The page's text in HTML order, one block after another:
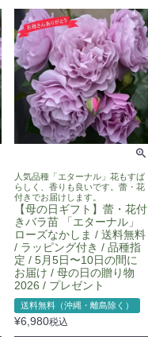
人気品種「エターナル」花もすば
らしく、香りも良いです。蕾・花
付きでお届けします。
【母の日ギフト】蕾・花付
きバラ苗 「エターナル」
ローズなかしま / 送料無料
/ ラッピング付き / 品種指
定 / 5月5日〜10日の間に
お届け / 母の日の贈り物
2026 / プレゼント
送料無料（沖縄・離島除く）
¥6,980税込